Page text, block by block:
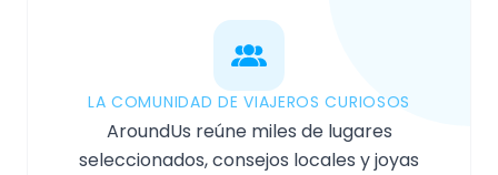
LA COMUNIDAD DE VIAJEROS CURIOSOS
AroundUs reúne miles de lugares
seleccionados, consejos locales y joyas